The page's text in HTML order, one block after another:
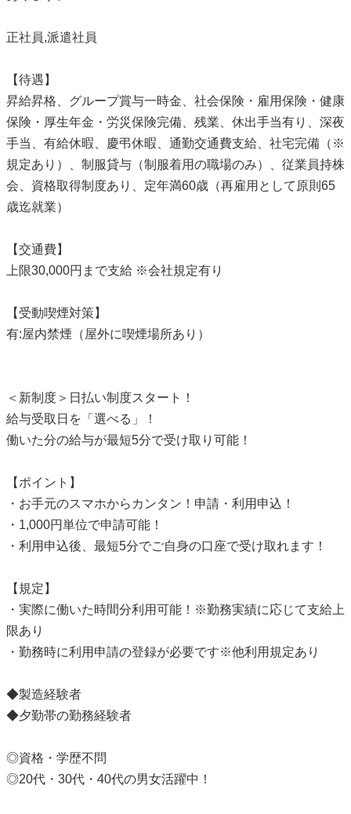
正社員,派遣社員
【待遇】
昇給昇格、グループ賞与一時金、社会保険・雇用保険・健康
保険・厚生年金・労災保険完備、残業、休出手当有り、深夜
手当、有給休暇、慶弔休暇、通勤交通費支給、社宅完備（※
規定あり）、制服貸与（制服着用の職場のみ）、従業員持株
会、資格取得制度あり、定年満60歳（再雇用として原則65
歳迄就業）
【交通費】
上限30,000円まで支給 ※会社規定有り
【受動喫煙対策】
有:屋内禁煙（屋外に喫煙場所あり）
＜新制度＞日払い制度スタート！
給与受取日を「選べる」！
働いた分の給与が最短5分で受け取り可能！
【ポイント】
・お手元のスマホからカンタン！申請・利用申込！
・1,000円単位で申請可能！
・利用申込後、最短5分でご自身の口座で受け取れます！
【規定】
・実際に働いた時間分利用可能！※勤務実績に応じて支給上
限あり
・勤務時に利用申請の登録が必要です※他利用規定あり
◆製造経験者
◆夕勤帯の勤務経験者
◎資格・学歴不問
◎20代・30代・40代の男女活躍中！